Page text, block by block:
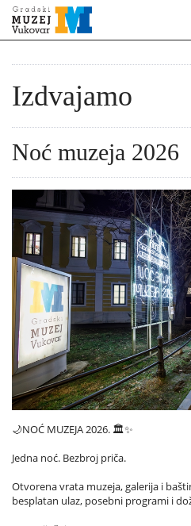
Izdvajamo
Noć muzeja 2026
🌙NOĆ MUZEJA 2026. 🏛️✨
Jedna noć. Bezbroj priča.
Otvorena vrata muzeja, galerija i
besplatan ulaz, posebni programi i